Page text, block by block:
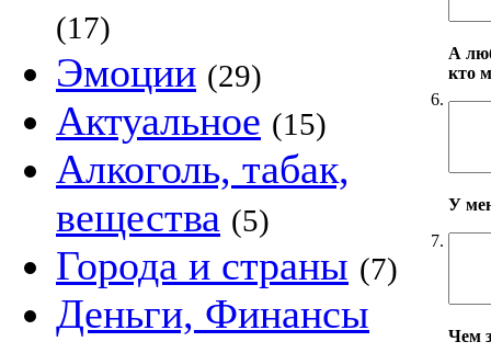
(17)
Эмоции (29)
Актуальное (15)
Алкоголь, табак,
вещества (5)
Города и страны (7)
Деньги, Финансы
6.
А
кто
7.
У
Чем